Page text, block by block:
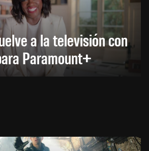
a la televisión con
Paramount+